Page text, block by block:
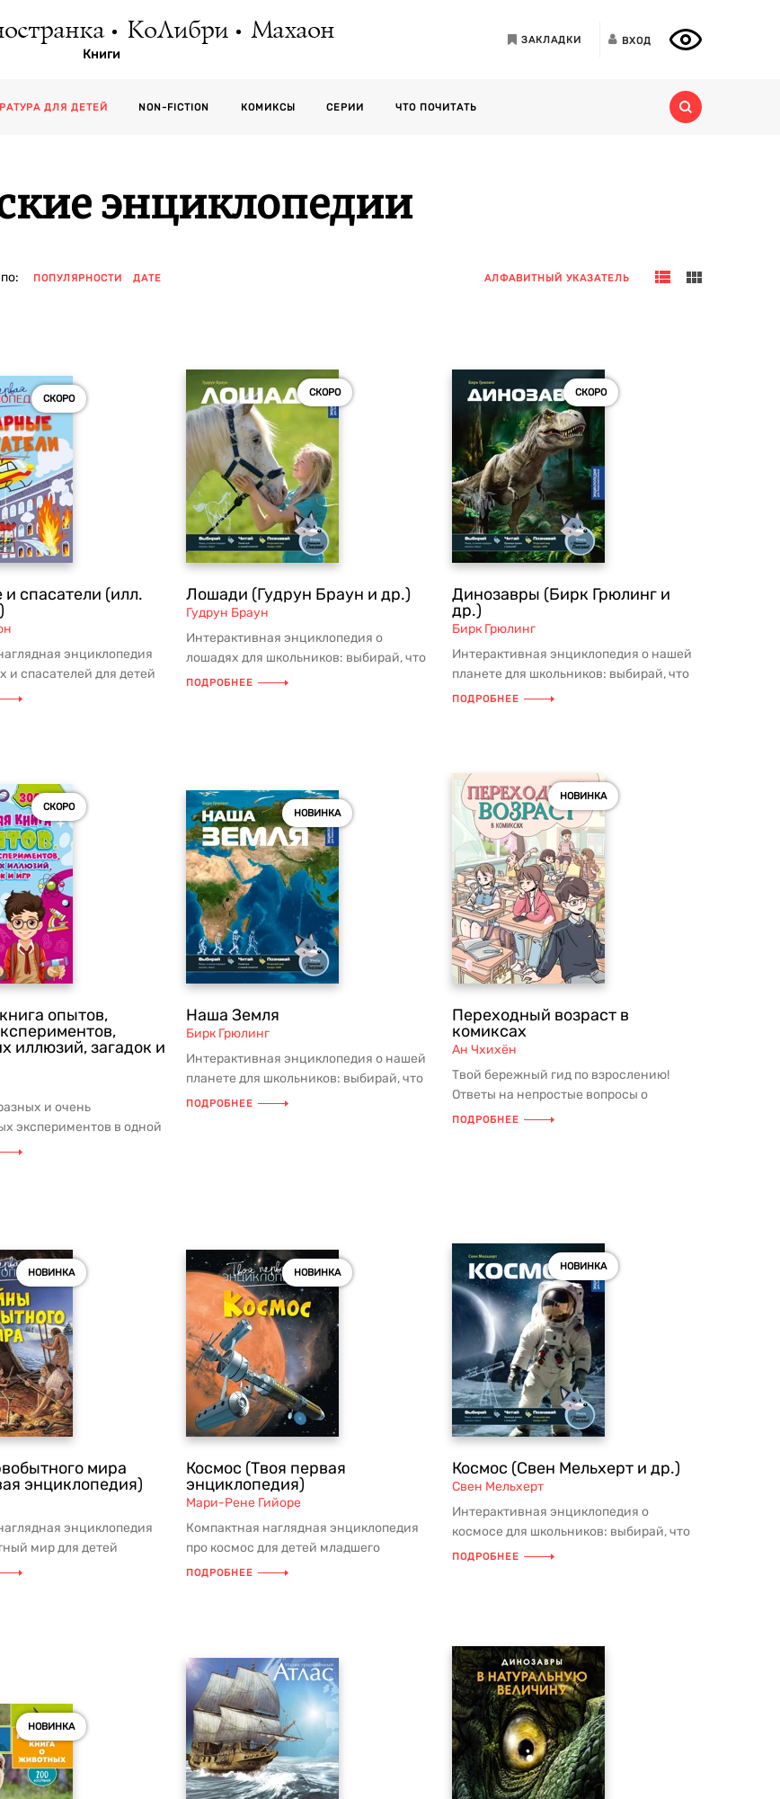
КоЛибри Махаон
Книги
ЗАКЛАДКИ ВХОД
ДЛЯ ДЕТЕЙ NON-FICTION КОМИКСЫ СЕРИИ ЧТО ПОЧИТАТЬ
энциклопедии
ПОПУЛЯРНОСТИ ДАТЕ АЛФАВИТНЫЙ УКАЗАТЕЛЬ
СКОРО
спасатели (илл.
энциклопедия
и спасателей для детей
с интерактив...
СКОРО
Лошади (Гудрун Браун и др.)
Гудрун Браун
Интерактивная энциклопедия о
лошадях для школьников: выбирай, что
тебе интересно, и изучай! АННОТ...
ПОДРОБНЕЕ
СКОРО
Динозавры (Бирк Грюлинг и
др.)
Бирк Грюлинг
Интерактивная энциклопедия о нашей
планете для школьников: выбирай, что
тебе интересно, и изучай! ...
ПОДРОБНЕЕ
СКОРО
опытов,
иллюзий, загадок и
и очень
экспериментов в одной
любознательных
НОВИНКА
Наша Земля
Бирк Грюлинг
Интерактивная энциклопедия о нашей
планете для школьников: выбирай, что
тебе интересно, и изучай! ...
ПОДРОБНЕЕ
НОВИНКА
Переходный возраст в
комиксах
Ан Чхихён
Твой бережный гид по взрослению!
Ответы на непростые вопросы о
переходном возрасте — в формате
ПОДРОБНЕЕ
НОВИНКА
мира
энциклопедия)
энциклопедия
мир для детей
с интерактивными
НОВИНКА
Космос (Твоя первая
энциклопедия)
Мари-Рене Гийоре
Компактная наглядная энциклопедия
про космос для детей младшего
возраста с интерактивными заданиями
ПОДРОБНЕЕ
НОВИНКА
Космос (Свен Мельхерт и др.)
Свен Мельхерт
Интерактивная энциклопедия о
космосе для школьников: выбирай, что
тебе интересно, и изучай! АННОТ...
ПОДРОБНЕЕ
НОВИНКА